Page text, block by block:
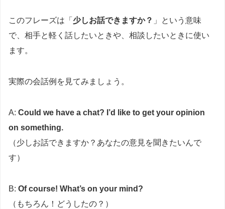
このフレーズは「 少しお話できますか？ 」という意味
で、相手と軽く話したいときや、相談したいときに使い
ます。
実際の会話例を見てみましょう。
A: Could we have a chat? I’d like to get your opinion
on something.
（少しお話できますか？あなたの意見を聞きたいんで
す）
B: Of course! What’s on your mind?
（もちろん！どうしたの？）